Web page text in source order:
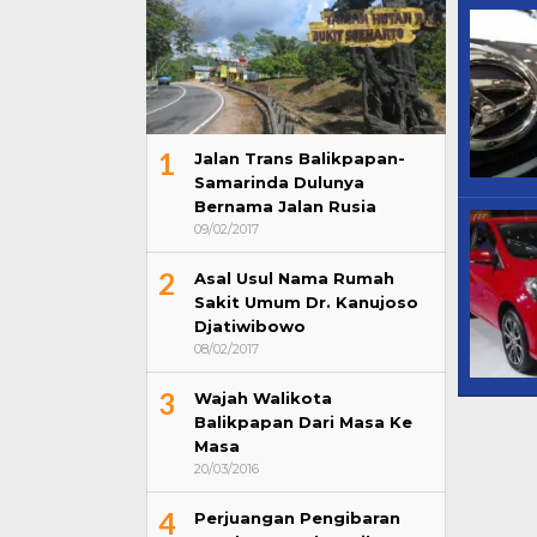
1
Jalan Trans Balikpapan-
Samarinda Dulunya
Bernama Jalan Rusia
09/02/2017
2
Asal Usul Nama Rumah
Sakit Umum Dr. Kanujoso
Djatiwibowo
08/02/2017
3
Wajah Walikota
Balikpapan Dari Masa Ke
Masa
20/03/2016
4
Perjuangan Pengibaran